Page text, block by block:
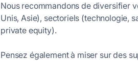
Nous recommandons de diversifier
Unis, Asie), sectoriels (technologie,
private equity).
Pensez également à miser sur des